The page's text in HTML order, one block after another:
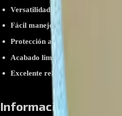
Versatilidad de uso:
Compatible
Fácil manejo: Su diseño práctico
Protección adicional:
Ayuda a
Acabado limpio y profesional:
Excelente relación calidad-precio:
Información relevante